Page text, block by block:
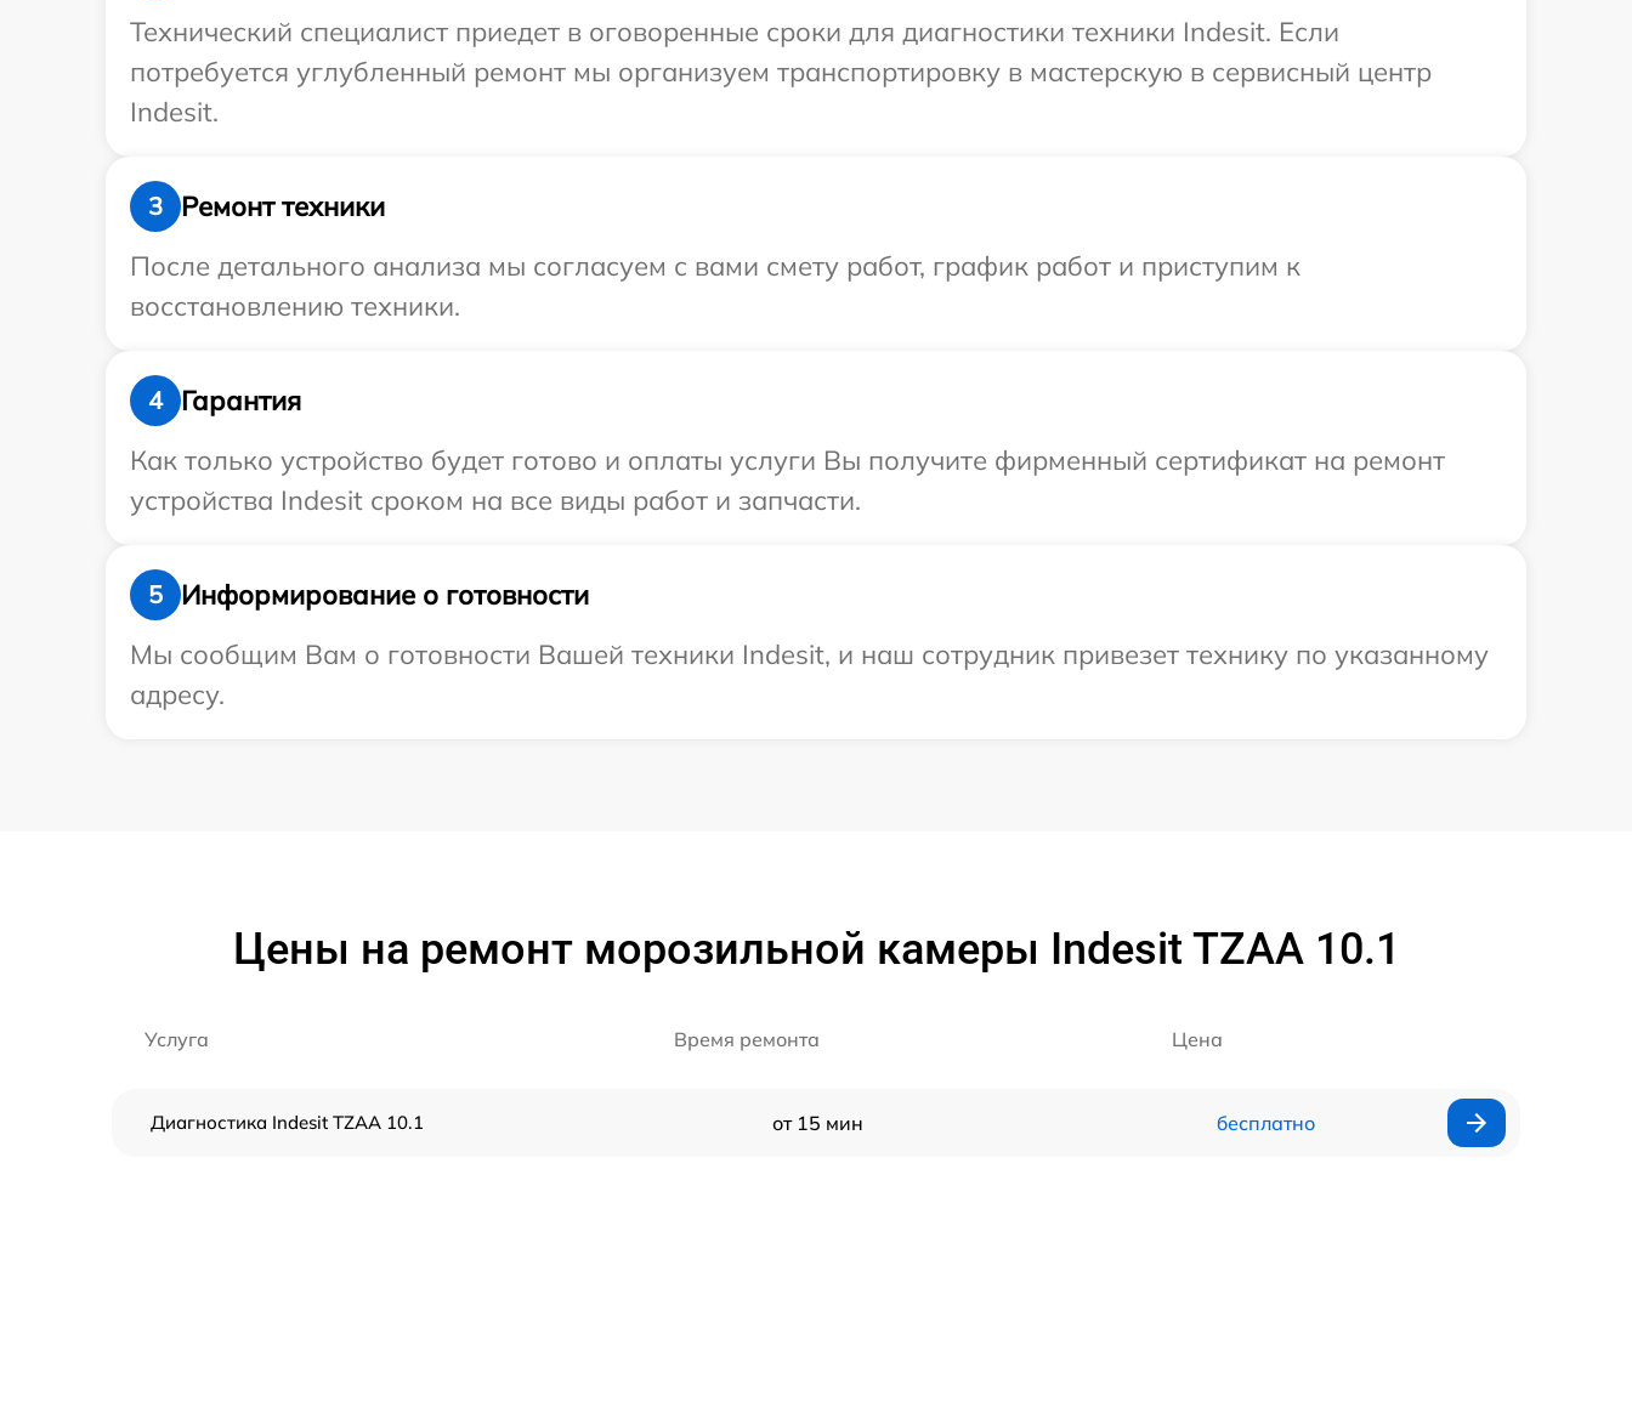
Технический специалист приедет в оговоренные сроки для диагностики техники Indesit. Если
потребуется углубленный ремонт мы организуем транспортировку в мастерскую в сервисный центр
Indesit.
3
Ремонт техники
После детального анализа мы согласуем с вами смету работ, график работ и приступим к
восстановлению техники.
4
Гарантия
Как только устройство будет готово и оплаты услуги Вы получите фирменный сертификат на ремонт
устройства Indesit сроком на все виды работ и запчасти.
5
Информирование о готовности
Мы сообщим Вам о готовности Вашей техники Indesit, и наш сотрудник привезет технику по указанному
адресу.
Цены на ремонт морозильной камеры Indesit TZAA 10.1
Услуга Время ремонта Цена
Диагностика Indesit TZAA 10.1 от 15 мин бесплатно